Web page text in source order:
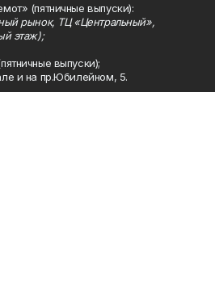
(пятничные выпуски):
рынок, ТЦ «Центральный»,
этаж);
выпуски);
и на пр.Юбилейном, 5.